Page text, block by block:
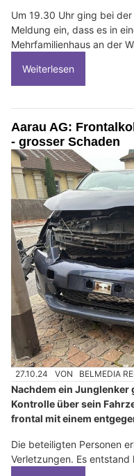
Um 19.30 Uhr ging bei
Meldung ein, dass es in
Mehrfamilienhaus an der
Weiterlesen
Aarau AG:
- grosser Schaden
27.10.24 VON BELMEDIA
Nachdem ein Junglenker
Kontrolle über sein
frontal mit einem
Die beteiligten Personen
Verletzungen. Es entstand